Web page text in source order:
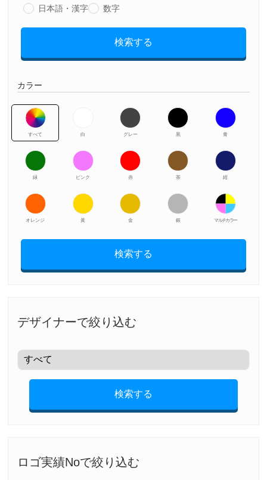
日本語・漢字 数字
検索する
カラー
すべて 白 グレー 黒 青
緑 ピンク 赤 茶 紺
オレンジ 黃 金 銀 マルチカラー
検索する
デザイナーで絞り込む
検索する
ロゴ実績Noで絞り込む